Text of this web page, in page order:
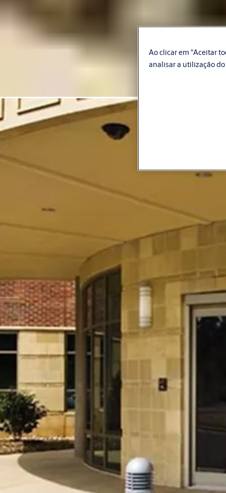
Ao clicar em "Aceitar
analisar a utilização